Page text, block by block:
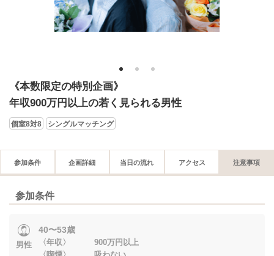
1 2 3
《本数限定の特別企画》
年収900万円以上の若く見られる男性
個室8対8 シングルマッチング
参加条件 企画詳細 当日の流れ アクセス 注意事項
参加条件
男性
40〜53歳
〈年収〉 900万円以上